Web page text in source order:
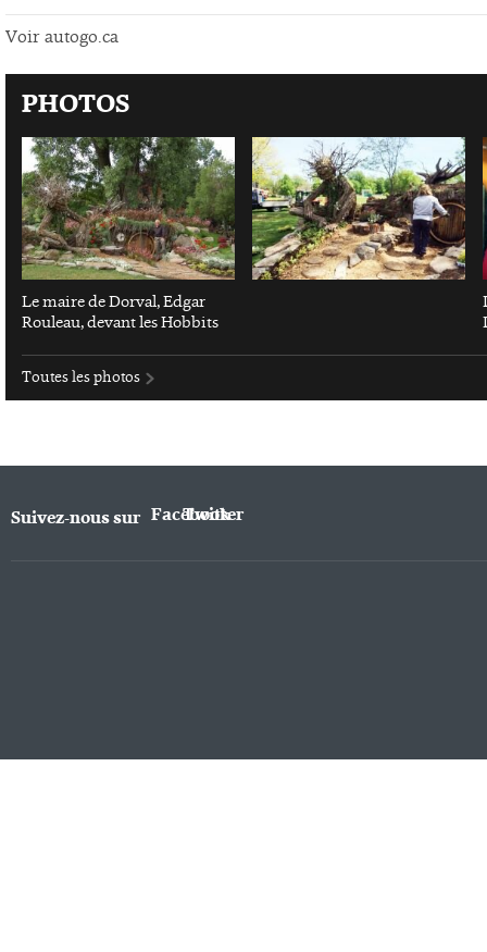
Voir autogo.ca
PHOTOS
Le maire de Dorval, Edgar
Rouleau, devant les Hobbits
Toutes les photos
Suivez-nous sur Facebook
Twitter